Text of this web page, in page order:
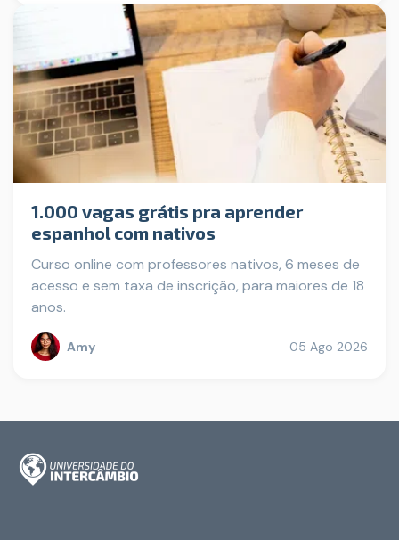
1.000 vagas grátis pra aprender
espanhol com nativos
Curso online com professores nativos, 6 meses de
acesso e sem taxa de inscrição, para maiores de 18
anos.
Amy 05 Ago 2026